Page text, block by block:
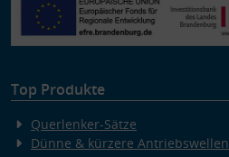
Top Produkte
Querlenker-Sätze
Dünne & kürzere Antriebswellen